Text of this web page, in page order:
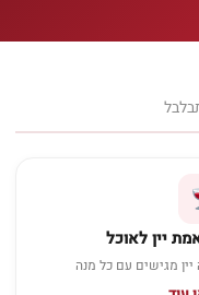
יין לאוכל
יין מגישים עם כל מנה